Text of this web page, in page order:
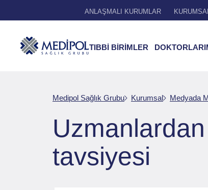
ANLAŞMALI KURUMLAR KURUMSAL
TIBBİ BİRİMLER
Medipol Sağlık Grubu Kurumsal Medyada
tavsiyesi